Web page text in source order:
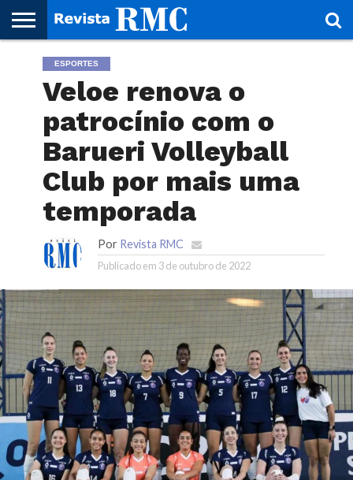
HOME
REVISTA
PROJETO
RMC – 20
ARTE &
NOTÍCIAS
EDIÇÕES
PARCEIROS
FAÇA
SEU
SITE!
FALEESPORTES
Veloe renova o
patrocínio com o
Barueri Volleyball
Club por mais uma
temporada
Por Revista RMC
Publicado em 3 de outubro de 2022